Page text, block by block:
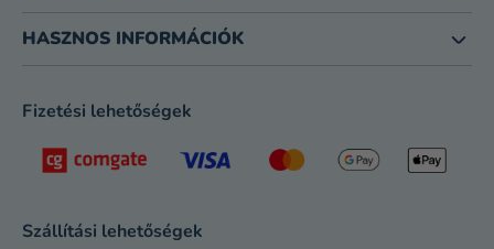
HASZNOS INFORMÁCIÓK
Fizetési lehetőségek
Szállítási lehetőségek